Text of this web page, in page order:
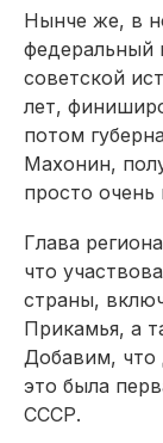
Нынче же, в
федеральный
советской
лет,
потом
Махонин,
просто
Глава
что
страны,
Прикамья, а
Добавим, что
это была
СССР.